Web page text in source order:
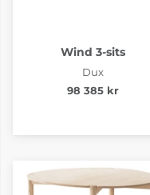
Wind 3-sits
Dux
98 385 kr